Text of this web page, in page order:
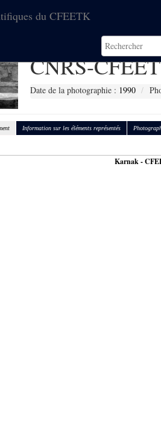
du CFEETK
CNRS-
Date de la photographie : 1990
Information sur les éléments représentés